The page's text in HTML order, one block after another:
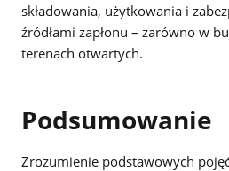
składowania, użytkowania i
źródłami zapłonu – zarówno w
terenach otwartych.
Podsumowanie
Zrozumienie podstawowych